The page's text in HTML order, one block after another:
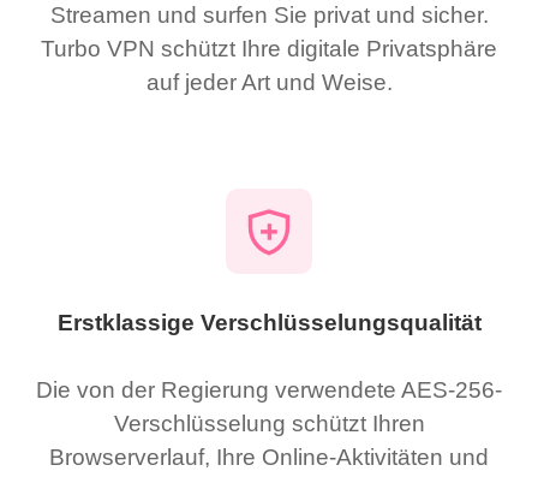
Streamen und surfen Sie privat und sicher.
Turbo VPN schützt Ihre digitale Privatsphäre
auf jeder Art und Weise.
Erstklassige Verschlüsselungsqualität
Die von der Regierung verwendete AES-256-
Verschlüsselung schützt Ihren
Browserverlauf, Ihre Online-Aktivitäten und